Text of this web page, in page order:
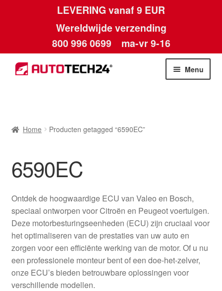
LEVERING vanaf 9 EUR
Wereldwijde verzending
800 996 0699 ma-vr 9-16
Ga
door
Ga
naar
Menu
Betalingen
Contact
Kassa
Klachten
Klachtenprocedure
Home Producten getagged “6590EC”
6590EC
Ontdek de hoogwaardige ECU van Valeo en Bosch,
speciaal ontworpen voor Citroën en Peugeot voertuigen.
Deze motorbesturingseenheden (ECU) zijn cruciaal voor
het optimaliseren van de prestaties van uw auto en
zorgen voor een efficiënte werking van de motor. Of u nu
een professionele monteur bent of een doe-het-zelver,
onze ECU’s bieden betrouwbare oplossingen voor
verschillende modellen.